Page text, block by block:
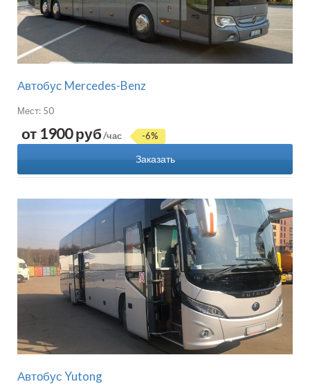
Автобус Mercedes-Benz
Мест: 50
от 1900 руб/час -6%
Заказать
Автобус Yutong